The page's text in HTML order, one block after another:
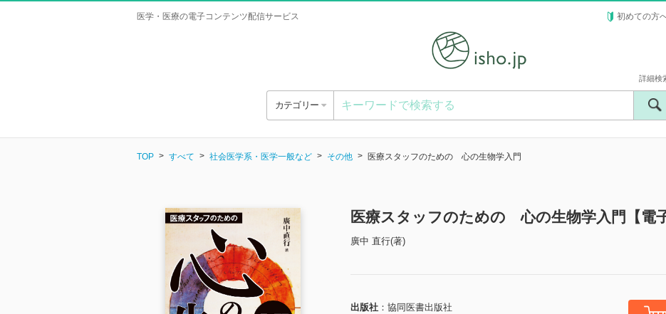
医学・医療の電子コンテンツ配信サービス 初めての方
カテゴリー
詳細検
TOP すべて 社会医学系・医学一般など その他 医療スタッフのための 心の生物学入門
医療スタッフのための 心の生物学入門【電子
廣中 直行(著)
出版社
協同医書出版社